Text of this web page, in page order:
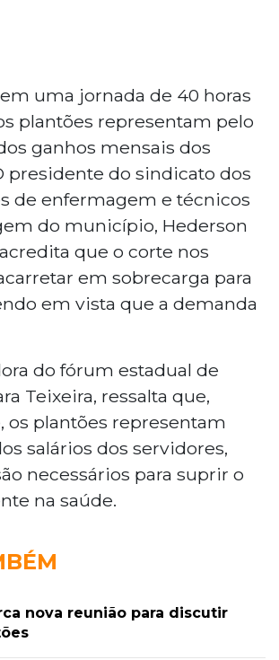
uma jornada de 40 horas
plantões representam pelo
ganhos mensais dos
presidente do sindicato dos
de enfermagem e técnicos
do município, Hederson
que o corte nos
em sobrecarga para
em vista que a demanda
do fórum estadual de
Teixeira, ressalta que,
os plantões representam
salários dos servidores,
necessários para suprir o
na saúde.
nova reunião para discutir